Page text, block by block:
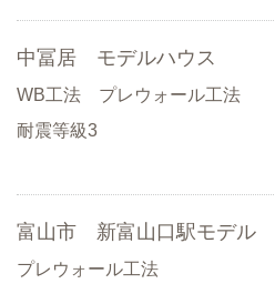
中冨居 モデルハウス
WB工法 プレウォール工法
耐震等級3
富山市 新富山口駅モデル
プレウォール工法